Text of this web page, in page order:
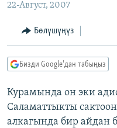
МАДАНИЯТ
ТВ ПРОГРАММАЛАР
БҮГҮН АЗАТТЫКТА
ДАНИСТЕ
ЭЖЕ-СИҢДИЛЕР
ПОДКАСТ
ОНЛАЙН ШЕРИНЕ
22-Август, 2007
Бөлүшүңүз
Бизди Google'дан табыңыз
Курамында он эки
Саламаттыкты
алкагында бир айдан